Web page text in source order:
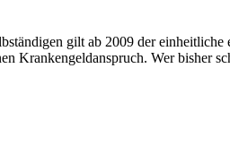
gilt ab 2009 der
Krankengeldanspruch. Wer bisher